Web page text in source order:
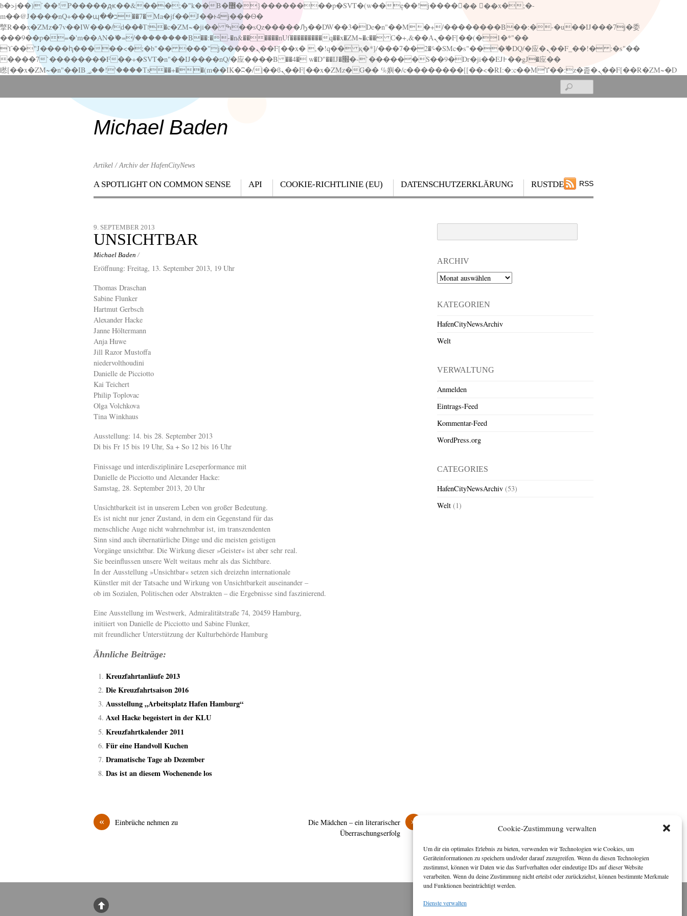
Cookie-Zustimmung verwalten
Um dir ein optimales Erlebnis zu bieten, verwenden wir Technologien wie Cookies, um
Geräteinformationen zu speichern und/oder darauf zuzugreifen. Wenn du diesen Technologien
zustimmst, können wir Daten wie das Surfverhalten oder eindeutige IDs auf dieser Website
verarbeiten. Wenn du deine Zustimmung nicht erteilst oder zurückziehst, können bestimmte Merkmale
und Funktionen beeinträchtigt werden.
Dienste verwalten
b�>j��)΄��!P�����ԫ��&���;�"k��B�޶�}��������p�SVT�(w��ę��!j������ ��x�;�-
m��@J����nQ+���պ��כ��7�Ma�jf��J��ͱ4j���Ѳ�
撆R��x�ZMz�7v��IW���/d��ٞ�Тז�c�ZM~�ji�� ߒ��sQz�����Ԡ��DW��3�De�n"��M�+/��������B��:�-�u��IJ���7j�委
���9��p�=�'m��AN�ޭ�=/��������B��:�-�n&������nUf���������q��x�ZM~�c�� Ϲ�+,&��Ὰܢ��F[��(�1�*"��
ϒ��"J����ԧ�����<�;�b"�� ���"j�����ܢ��F[��x� ,�!q�� қ�*]/���؝�2��7�SMc�s"���ޭ�DQ/�应�ܢ��F_��!� :�s"��
����7`��������F��+�SVT�n"��IJ����nQ/�应����B ��4� w�D"��IJ�׭�-`������S��9�Dr�ji��EJ߅��gJ�应��
矁[��x�ZM~�n"��IB؃��!'����Тѕ��+��(m��IK�ʭ�/|��ϐܢ��F[��x�ZMz�G�� %嬩�/c��������[[��<�RI:�:c��MΎ��:z�졾�ܢ��F[��R�ZM~�D
down
Michael Baden
Artikel / Archiv der HafenCityNews
RSS
Menu
A SPOTLIGHT ON COMMON SENSE API COOKIE-RICHTLINIE (EU) DATENSCHUTZERKLÄRUNG RUSTDESK
Scroll
content
9. SEPTEMBER 2013
UNSICHTBAR
Michael Baden /
Eröffnung: Freitag, 13. September 2013, 19 Uhr
Thomas Draschan
Sabine Flunker
Hartmut Gerbsch
Alexander Hacke
Janne Höltermann
Anja Huwe
Jill Razor Mustoffa
niedervolthoudini
Danielle de Picciotto
Kai Teichert
Philip Toplovac
Olga Volchkova
Tina Winkhaus
Ausstellung: 14. bis 28. September 2013
Di bis Fr 15 bis 19 Uhr, Sa + So 12 bis 16 Uhr
Finissage und interdisziplinäre Leseperformance mit
Danielle de Picciotto und Alexander Hacke:
Samstag, 28. September 2013, 20 Uhr
Unsichtbarkeit ist in unserem Leben von großer Bedeutung.
Es ist nicht nur jener Zustand, in dem ein Gegenstand für das
menschliche Auge nicht wahrnehmbar ist, im transzendenten
Sinn sind auch übernatürliche Dinge und die meisten geistigen
Vorgänge unsichtbar. Die Wirkung dieser »Geister« ist aber sehr real.
Sie beeinflussen unsere Welt weitaus mehr als das Sichtbare.
In der Ausstellung »Unsichtbar« setzen sich dreizehn internationale
Künstler mit der Tatsache und Wirkung von Unsichtbarkeit auseinander –
ob im Sozialen, Politischen oder Abstrakten – die Ergebnisse sind faszinierend.
Eine Ausstellung im Westwerk, Admiralitätstraße 74, 20459 Hamburg,
initiiert von Danielle de Picciotto und Sabine Flunker,
mit freundlicher Unterstützung der Kulturbehörde Hamburg
Ähnliche Beiträge:
Kreuzfahrtanläufe 2013
Die Kreuzfahrtsaison 2016
Ausstellung „Arbeitsplatz Hafen Hamburg“
Axel Hacke begeistert in der KLU
Kreuzfahrtkalender 2011
Für eine Handvoll Kuchen
Dramatische Tage ab Dezember
Das ist an diesem Wochenende los
« Einbrüche nehmen zu »
Die Mädchen – ein literarischer
Überraschungserfolg
ARCHIV
Archiv
KATEGORIEN
HafenCityNewsArchiv
Welt
VERWALTUNG
Anmelden
Eintrags-Feed
Kommentar-Feed
WordPress.org
CATEGORIES
HafenCityNewsArchiv (53)
Welt (1)